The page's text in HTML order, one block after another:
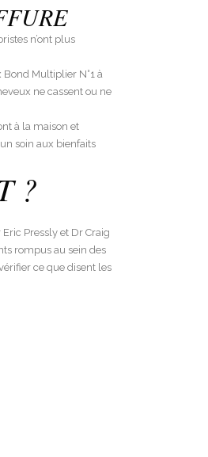
n’ont plus
Multiplier N°1 à
ne cassent ou ne
à la maison et
soin aux bienfaits
?
Pressly et Dr Craig
rompus au sein des
ce que disent les